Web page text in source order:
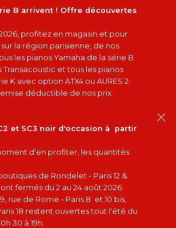
B arrivent ! Offre découvertes
profitez en magasin et pour
la région parisienne, de nos
les pianos Yamaha de la série B
et tous les pianos
K avec option ATX4 ou AURES 2.
déductible de nos prix
et SC3 noir d'occasion à partir
d'en profiter, les quantités
de Rondelet - Paris 12 &
fermés du 2 au 24 août 2026.
rue de Rome - Paris 8 et 10 bis,
18 restent ouvertes tout l'été du
30 à 19h.